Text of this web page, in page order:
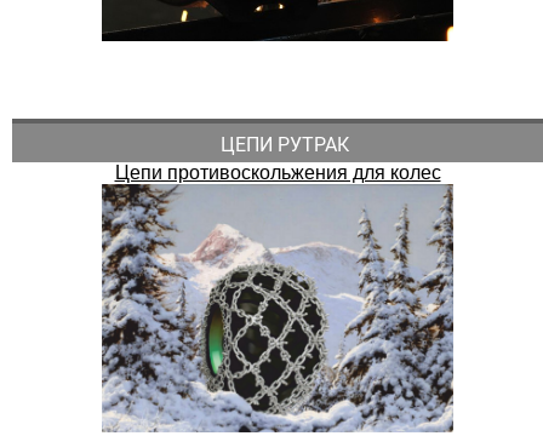
ЦЕПИ РУТРАК
Цепи противоскольжения для колес